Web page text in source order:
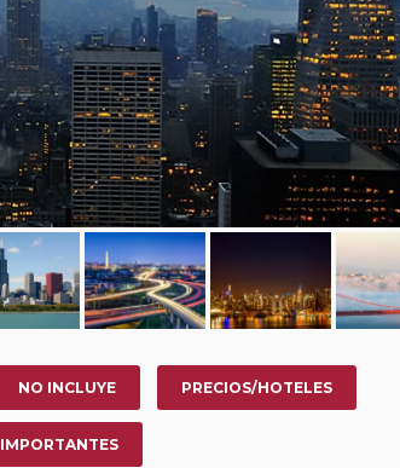
NO INCLUYE PRECIOS/HOTELES